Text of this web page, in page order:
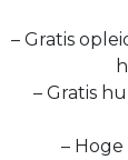
– Gratis
– Gratis
–